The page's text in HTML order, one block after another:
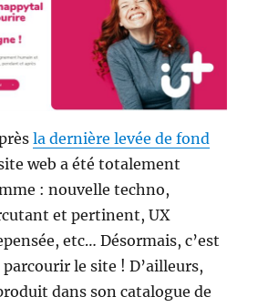
la dernière levée de fond
web a été totalement
: nouvelle techno,
et pertinent, UX
etc… Désormais, c’est
le site ! D’ailleurs,
dans son catalogue de